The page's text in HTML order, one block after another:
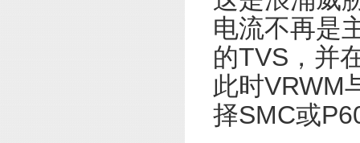
电流不再是
的TVS，并
此时VRWM
择SMC或